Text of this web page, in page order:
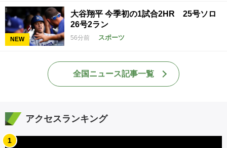
NEW
大谷翔平 今季初の1試合2HR 25号ソロ
26号2ラン
56分前 スポーツ
全国ニュース記事一覧
アクセスランキング
1